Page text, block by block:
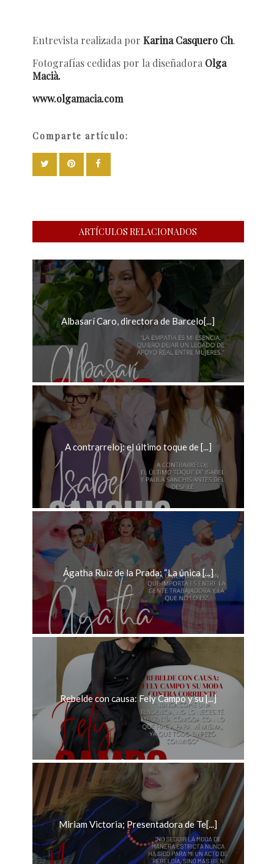
Entrevista realizada por Karina Casquero Ch.
Fotografías cedidas por la diseñadora Olga
Macià.
www.olgamacia.com
Comparte artículo:
ARTÍCULOS RELACIONADOS
Albasarí Caro, directora de Barcelo[...]
A contrarreloj: el último toque de [...]
Ágatha Ruiz de la Prada: “La única [...]
Rebelde con causa: Fely Campo y su [...]
Miriam Victoria; Presentadora de Te[...]